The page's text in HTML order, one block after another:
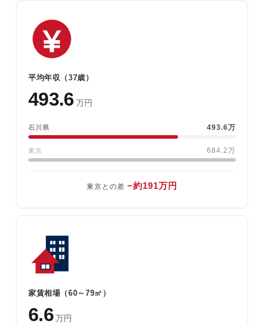
平均年収（37歳）
493.6 万円
石川県 493.6万
東京 684.2万
東京との差 −約191万円
家賃相場（60～79㎡）
6.6万円